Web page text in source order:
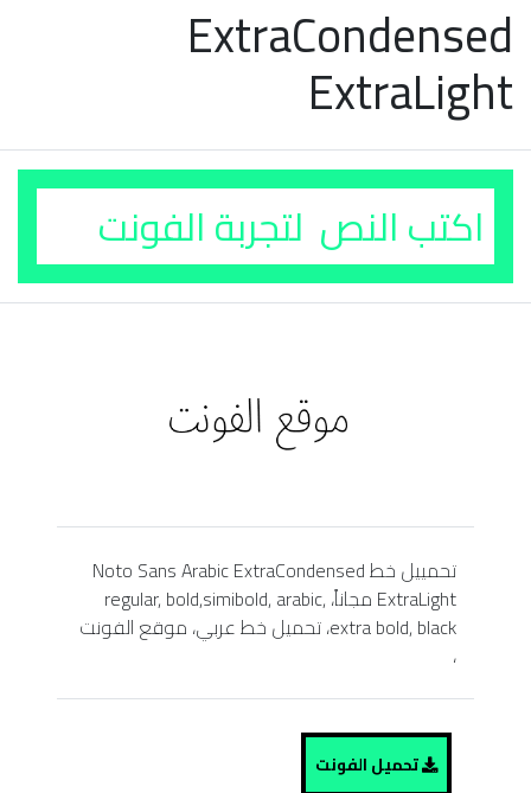
ExtraCondensed
ExtraLight
تحمييل خط Noto Sans Arabic ExtraCondensed
ExtraLight مجاناً، regular, bold,simibold, arabic,
extra bold, black، تحميل خط عربي، موقع الفونت
،
تحميل الفونت